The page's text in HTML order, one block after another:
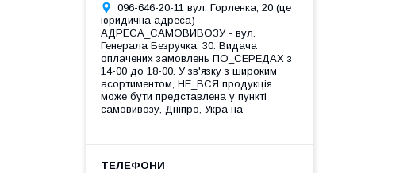
096-646-20-11 вул. Горленка, 20 (це
юридична адреса)
АДРЕСА_САМОВИВОЗУ - вул.
Генерала Безручка, 30. Видача
оплачених замовлень ПО_СЕРЕДАХ з
14-00 до 18-00. У зв'язку з широким
асортиментом, НЕ_ВСЯ продукція
може бути представлена у пункті
самовивозу, Дніпро, Україна